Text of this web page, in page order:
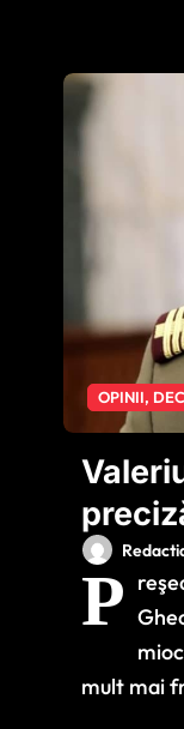
OPINII,
după
P
mult mai